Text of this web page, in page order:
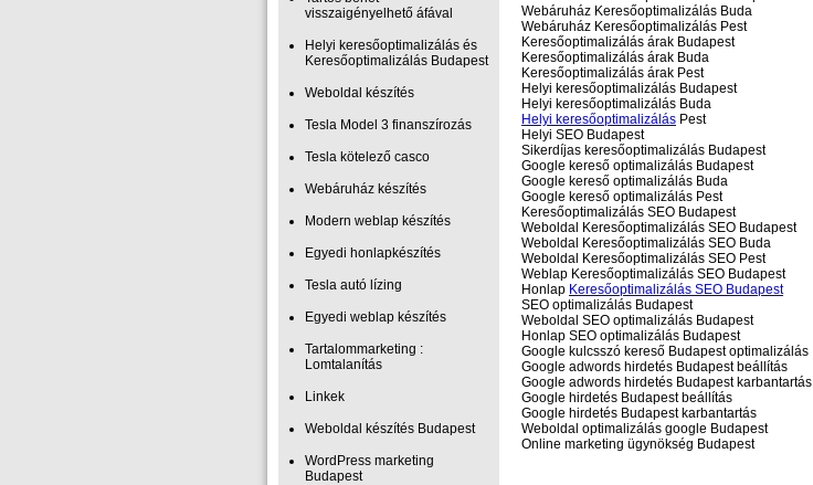
visszaigényelhető áfával
Helyi keresőoptimalizálás és
Keresőoptimalizálás Budapest
Weboldal készítés
Tesla Model 3 finanszírozás
Tesla kötelező casco
Webáruház készítés
Modern weblap készítés
Egyedi honlapkészítés
Tesla autó lízing
Egyedi weblap készítés
Tartalommarketing :
Lomtalanítás
Linkek
Weboldal készítés Budapest
WordPress marketing
Budapest
Webáruház Keresőoptimalizálás Buda
Webáruház Keresőoptimalizálás Pest
Keresőoptimalizálás árak Budapest
Keresőoptimalizálás árak Buda
Keresőoptimalizálás árak Pest
Helyi keresőoptimalizálás Budapest
Helyi keresőoptimalizálás Buda
Helyi keresőoptimalizálás Pest
Helyi SEO Budapest
Sikerdíjas keresőoptimalizálás Budapest
Google kereső optimalizálás Budapest
Google kereső optimalizálás Buda
Google kereső optimalizálás Pest
Keresőoptimalizálás SEO Budapest
Weboldal Keresőoptimalizálás SEO Budapest
Weboldal Keresőoptimalizálás SEO Buda
Weboldal Keresőoptimalizálás SEO Pest
Weblap Keresőoptimalizálás SEO Budapest
Honlap Keresőoptimalizálás SEO Budapest
SEO optimalizálás Budapest
Weboldal SEO optimalizálás Budapest
Honlap SEO optimalizálás Budapest
Google kulcsszó kereső Budapest optimalizálás
Google adwords hirdetés Budapest beállítás
Google adwords hirdetés Budapest karbantartás
Google hirdetés Budapest beállítás
Google hirdetés Budapest karbantartás
Weboldal optimalizálás google Budapest
Online marketing ügynökség Budapest